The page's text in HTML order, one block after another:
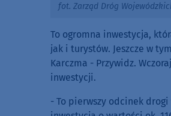
fot. Zarząd Dróg
To ogromna inwestycja,
jak i turystów. Jeszcze w
Karczma - Przywidz.
inwestycji.
- To pierwszy odcinek